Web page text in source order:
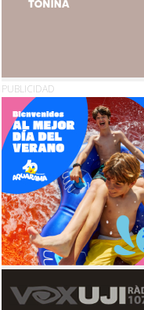
PUBLICIDAD